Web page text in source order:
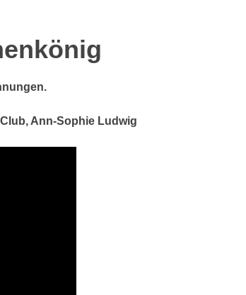
Ann-Sophie Ludwig